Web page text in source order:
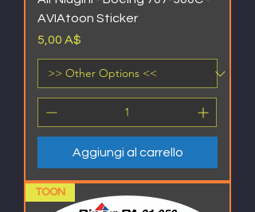
AVIAtoon Sticker
Prezzo
5,00 A$
Aggiungi al carrello
TOON